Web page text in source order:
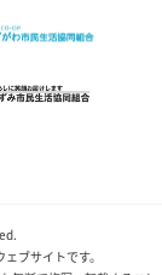
ブサイトです。